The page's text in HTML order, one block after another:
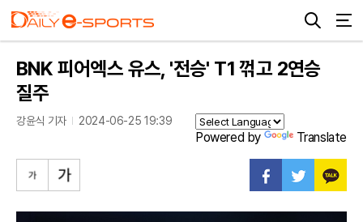
BNK 피어엑스 유스, '전승' T1 꺾고 2연승
질주
강윤식 기자 2024-06-25 19:39
Powered by Translate